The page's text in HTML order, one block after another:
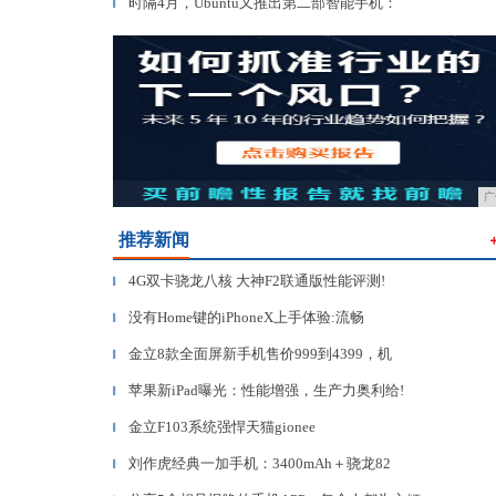
▎
推荐新闻
▎ 4G双卡骁龙八核 大神F2联通版性能评测!
▎ 没有Home键的iPhoneX上手体验:流畅
▎ 金立8款全面屏新手机售价999到4399，机
▎ 苹果新iPad曝光：性能增强，生产力奥利给!
▎ 金立F103系统强悍天猫gionee
▎ 刘作虎经典一加手机：3400mAh＋骁龙82